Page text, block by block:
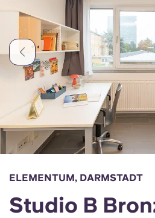
Mehr
Konto
English (GB)
Chinese
Wähle ein Land aus
Jetzt
Chinese
Català
Italian
Portuguese
ELEMENTUM, DARMSTADT
Studio B